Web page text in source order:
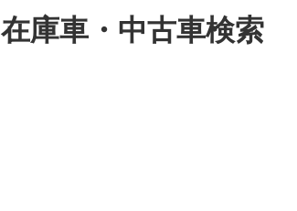
在庫車・中古車検索